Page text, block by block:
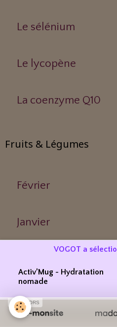
Le sélénium
Le lycopène
La coenzyme Q10
Fruits & Légumes
Février
Janvier
Juin
VOGOT a
Activ’Mug - Hydratation
nomade
SPONSORS